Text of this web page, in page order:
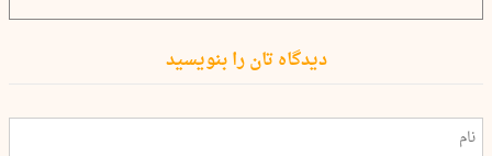
دیدگاه تان را بنویسید